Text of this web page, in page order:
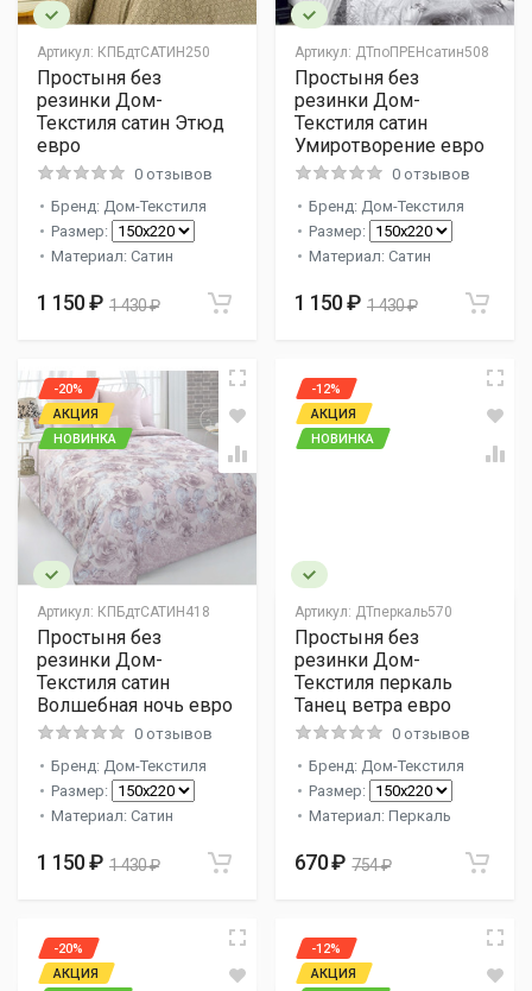
Артикул: КПБдтСАТИН250
Простыня без
резинки Дом-
Текстиля сатин Этюд
евро
0 отзывов
Бренд: Дом-Текстиля
Размер:
Материал: Сатин
1 150 ₽ 1 430 ₽
Артикул: ДТпоПРЕНсатин508
Простыня без
резинки Дом-
Текстиля сатин
Умиротворение евро
0 отзывов
Бренд: Дом-Текстиля
Размер:
Материал: Сатин
1 150 ₽ 1 430 ₽
Артикул: КПБдтСАТИН418
-20%
АКЦИЯ
НОВИНКА
Простыня без
резинки Дом-
Текстиля сатин
Волшебная ночь евро
0 отзывов
Бренд: Дом-Текстиля
Размер:
Материал: Сатин
1 150 ₽ 1 430 ₽
Артикул: ДТперкаль570
-12%
АКЦИЯ
НОВИНКА
Простыня без
резинки Дом-
Текстиля перкаль
Танец ветра евро
0 отзывов
Бренд: Дом-Текстиля
Размер:
Материал: Перкаль
670 ₽ 754 ₽
-20%
АКЦИЯ
-12%
АКЦИЯ